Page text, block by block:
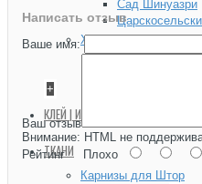
Сад Шинуазри
Хайвуд (HIWOOD) —
Hiwood Decor
ХАЙВУД
+
КЛЕЙ | ИНСТРУМЕНТЫ
ТКАНИ
Карнизы для Штор
Написать отзыв
Ваше имя:
Ваш отзыв
Внимание: HTML не
РейтингПлохо